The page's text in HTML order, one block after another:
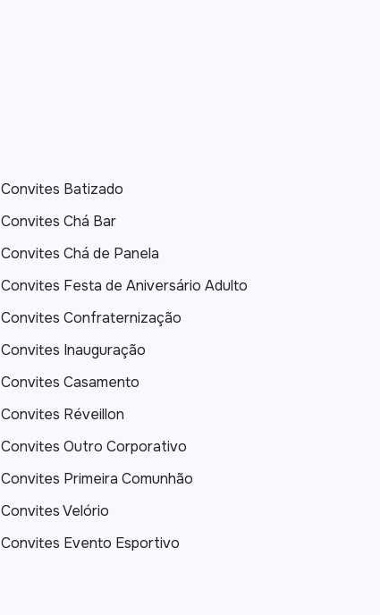
Convites Batizado
Convites Chá Bar
Convites Chá de Panela
Convites Festa de Aniversário Adulto
Convites Confraternização
Convites Inauguração
Convites Casamento
Convites Réveillon
Convites Outro Corporativo
Convites Primeira Comunhão
Convites Velório
Convites Evento Esportivo